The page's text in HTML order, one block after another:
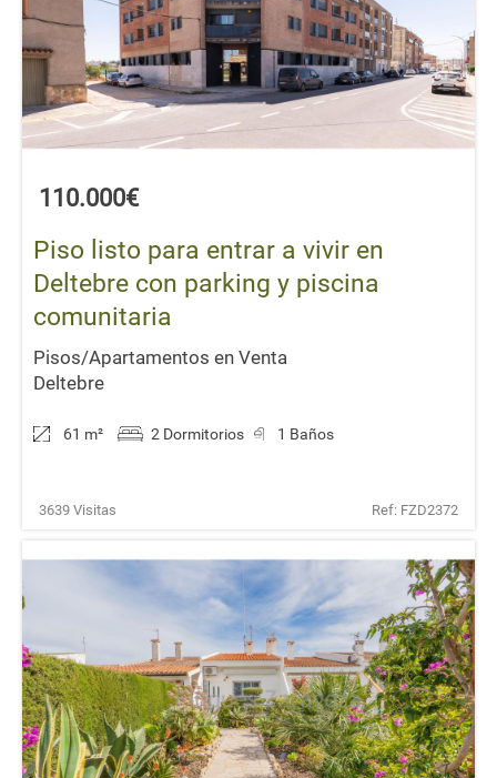
110.000€
Piso listo para entrar a vivir en
Deltebre con parking y piscina
comunitaria
Pisos/Apartamentos en Venta
Deltebre
61 m² 2 Dormitorios 1 Baños
3639 Visitas Ref: FZD2372